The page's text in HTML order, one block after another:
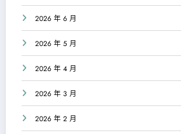
2026 年 6 月
2026 年 5 月
2026 年 4 月
2026 年 3 月
2026 年 2 月